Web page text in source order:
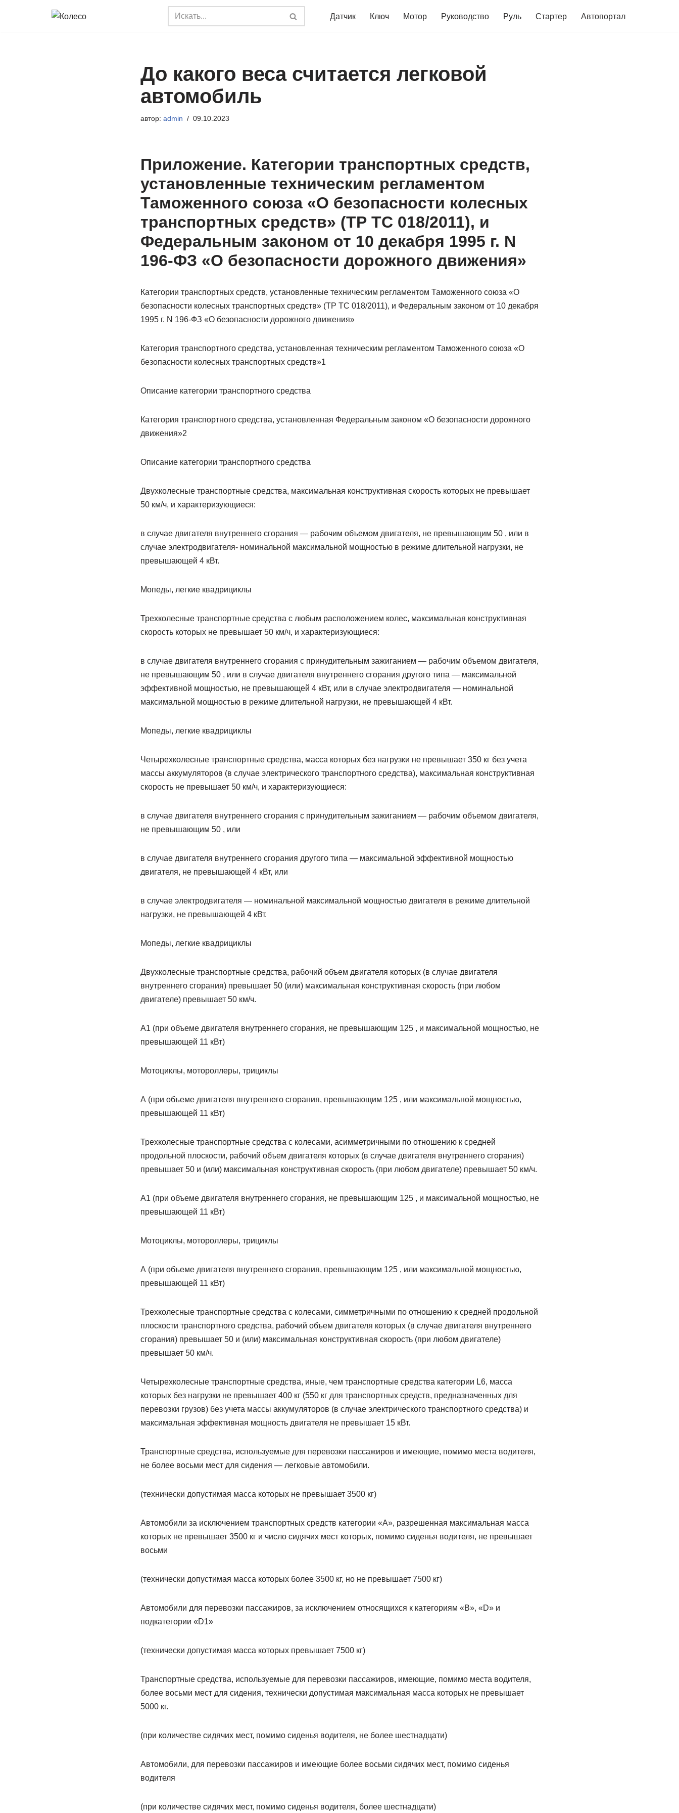
Датчик Ключ Мотор Руководство Руль Стартер Автопортал
До какого веса считается легковой
автомобиль
автор: admin 09.10.2023
Приложение. Категории транспортных средств,
установленные техническим регламентом
Таможенного союза «О безопасности колесных
транспортных средств» (ТР ТС 018/2011), и
Федеральным законом от 10 декабря 1995 г. N
196-ФЗ «О безопасности дорожного движения»
Категории транспортных средств, установленные техническим регламентом Таможенного союза «О
безопасности колесных транспортных средств» (ТР ТС 018/2011), и Федеральным законом от 10 декабря
1995 г. N 196-ФЗ «О безопасности дорожного движения»
Категория транспортного средства, установленная техническим регламентом Таможенного союза «О
безопасности колесных транспортных средств»1
Описание категории транспортного средства
Категория транспортного средства, установленная Федеральным законом «О безопасности дорожного
движения»2
Описание категории транспортного средства
Двухколесные транспортные средства, максимальная конструктивная скорость которых не превышает
50 км/ч, и характеризующиеся:
в случае двигателя внутреннего сгорания — рабочим объемом двигателя, не превышающим 50 , или в
случае электродвигателя- номинальной максимальной мощностью в режиме длительной нагрузки, не
превышающей 4 кВт.
Мопеды, легкие квадрициклы
Трехколесные транспортные средства с любым расположением колес, максимальная конструктивная
скорость которых не превышает 50 км/ч, и характеризующиеся:
в случае двигателя внутреннего сгорания с принудительным зажиганием — рабочим объемом двигателя,
не превышающим 50 , или в случае двигателя внутреннего сгорания другого типа — максимальной
эффективной мощностью, не превышающей 4 кВт, или в случае электродвигателя — номинальной
максимальной мощностью в режиме длительной нагрузки, не превышающей 4 кВт.
Мопеды, легкие квадрициклы
Четырехколесные транспортные средства, масса которых без нагрузки не превышает 350 кг без учета
массы аккумуляторов (в случае электрического транспортного средства), максимальная конструктивная
скорость не превышает 50 км/ч, и характеризующиеся:
в случае двигателя внутреннего сгорания с принудительным зажиганием — рабочим объемом двигателя,
не превышающим 50 , или
в случае двигателя внутреннего сгорания другого типа — максимальной эффективной мощностью
двигателя, не превышающей 4 кВт, или
в случае электродвигателя — номинальной максимальной мощностью двигателя в режиме длительной
нагрузки, не превышающей 4 кВт.
Мопеды, легкие квадрициклы
Двухколесные транспортные средства, рабочий объем двигателя которых (в случае двигателя
внутреннего сгорания) превышает 50 (или) максимальная конструктивная скорость (при любом
двигателе) превышает 50 км/ч.
А1 (при объеме двигателя внутреннего сгорания, не превышающим 125 , и максимальной мощностью, не
превышающей 11 кВт)
Мотоциклы, мотороллеры, трициклы
А (при объеме двигателя внутреннего сгорания, превышающим 125 , или максимальной мощностью,
превышающей 11 кВт)
Трехколесные транспортные средства с колесами, асимметричными по отношению к средней
продольной плоскости, рабочий объем двигателя которых (в случае двигателя внутреннего сгорания)
превышает 50 и (или) максимальная конструктивная скорость (при любом двигателе) превышает 50 км/ч.
А1 (при объеме двигателя внутреннего сгорания, не превышающим 125 , и максимальной мощностью, не
превышающей 11 кВт)
Мотоциклы, мотороллеры, трициклы
А (при объеме двигателя внутреннего сгорания, превышающим 125 , или максимальной мощностью,
превышающей 11 кВт)
Трехколесные транспортные средства с колесами, симметричными по отношению к средней продольной
плоскости транспортного средства, рабочий объем двигателя которых (в случае двигателя внутреннего
сгорания) превышает 50 и (или) максимальная конструктивная скорость (при любом двигателе)
превышает 50 км/ч.
Четырехколесные транспортные средства, иные, чем транспортные средства категории L6, масса
которых без нагрузки не превышает 400 кг (550 кг для транспортных средств, предназначенных для
перевозки грузов) без учета массы аккумуляторов (в случае электрического транспортного средства) и
максимальная эффективная мощность двигателя не превышает 15 кВт.
Транспортные средства, используемые для перевозки пассажиров и имеющие, помимо места водителя,
не более восьми мест для сидения — легковые автомобили.
(технически допустимая масса которых не превышает 3500 кг)
Автомобили за исключением транспортных средств категории «А», разрешенная максимальная масса
которых не превышает 3500 кг и число сидячих мест которых, помимо сиденья водителя, не превышает
восьми
(технически допустимая масса которых более 3500 кг, но не превышает 7500 кг)
Автомобили для перевозки пассажиров, за исключением относящихся к категориям «В», «D» и
подкатегории «D1»
(технически допустимая масса которых превышает 7500 кг)
Транспортные средства, используемые для перевозки пассажиров, имеющие, помимо места водителя,
более восьми мест для сидения, технически допустимая максимальная масса которых не превышает
5000 кг.
(при количестве сидячих мест, помимо сиденья водителя, не более шестнадцати)
Автомобили, для перевозки пассажиров и имеющие более восьми сидячих мест, помимо сиденья
водителя
(при количестве сидячих мест, помимо сиденья водителя, более шестнадцати)